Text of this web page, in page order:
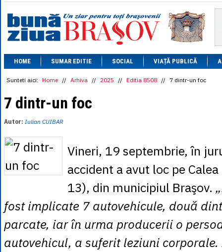
= 5.8304
1 XAU= 464.4611
1 AED= 1.1933
1 AUD= 2.7957
1 BGN= 2.5449
1 CAD= 3.1559
1 CHF= 5.2813
1 CNY= 0.6015
1 MDL = 0.2538
1 MXN= 0.2227
1 NOK = 0.4191
1 NZD
1 PLN= 1.1646
= 0.0425
1 RUB= 0.0530
1 SEK= 0.4526
1 TRY
= 0.1141
1 UAH = 0.1048
1 XDR= 5.9383
1 ZAR= 0.2318
HOME SUMAR EDITIE SOCIAL VIAȚĂ PUBLICĂ
Sunteti aici: Home // Arhiva // 2025 // Editia 8508 // 7 dintr-un foc
7 dintr-un foc
Autor: Iulian CUIBAR
Vineri, 19 septembrie, în
accident a avut loc pe
13), din municipiul Braşov.
fost implicate 7 autovehicule, două
parcate, iar în urma producerii o
autovehicul, a suferit leziuni